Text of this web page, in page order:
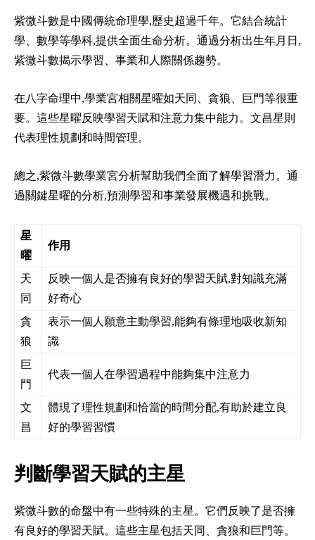
紫微斗數是中國傳統命理學,歷史超過千年。它結合統計
學、數學等學科,提供全面生命分析。通過分析出生年月日,
紫微斗數揭示學習、事業和人際關係趨勢。
在八字命理中,學業宮相關星曜如天同、貪狼、巨門等很重
要。這些星曜反映學習天賦和注意力集中能力。文昌星則
代表理性規劃和時間管理。
總之,紫微斗數學業宮分析幫助我們全面了解學習潛力。通
過關鍵星曜的分析,預測學習和事業發展機遇和挑戰。
星
曜
作用
天
同
反映一個人是否擁有良好的學習天賦,對知識充滿
好奇心
貪
狼
表示一個人願意主動學習,能夠有條理地吸收新知
識
巨
門
代表一個人在學習過程中能夠集中注意力
文
昌
體現了理性規劃和恰當的時間分配,有助於建立良
好的學習習慣
判斷學習天賦的主星
紫微斗數的命盤中有一些特殊的主星。它們反映了是否擁
有良好的學習天賦。這些主星包括天同、貪狼和巨門等。